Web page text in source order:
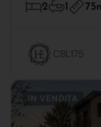
2 1
CBL175
IN VENDITA